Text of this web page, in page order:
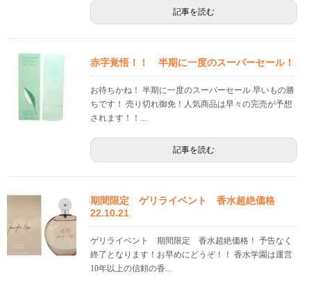
記事を読む
赤字覚悟！！ 半期に一度のスーパーセール！
お待ちかね！ 半期に一度のスーパーセール 早いもの勝
ちです！ 売り切れ御免！人気商品は早々の完売が予想
されます！！...
記事を読む
期間限定 ゲリライベント 香水超絶価格
22.10.21
ゲリライベント 期間限定 香水超絶価格！ 予告なく
終了となります！お早めにどうぞ！！ 香水学園は運営
10年以上の信頼の香...